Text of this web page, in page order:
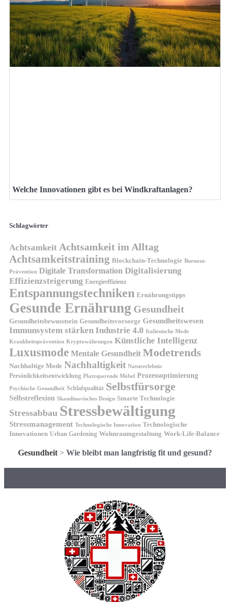
Welche Innovationen gibt es bei Windkraftanlagen?
Schlagwörter
Achtsamkeit Achtsamkeit im Alltag
Achtsamkeitstraining Blockchain-Technologie Burnout-
Prävention Digitale Transformation Digitalisierung
Effizienzsteigerung Energieeffizienz
Entspannungstechniken Ernährungstipps
Gesunde Ernährung Gesundheit
Gesundheitsbewusstsein Gesundheitsvorsorge Gesundheitswesen
Immunsystem stärken Industrie 4.0 Italienische Mode
Krankheitsprävention Kryptowährungen Künstliche Intelligenz
Luxusmode Mentale Gesundheit Modetrends
Nachhaltige Mode Nachhaltigkeit Naturerlebnis
Persönlichkeitsentwicklung Platzsparende Möbel Prozessoptimierung
Psychische Gesundheit Schlafqualität Selbstfürsorge
Selbstreflexion Skandinavisches Design Smarte Technologie
Stressabbau Stressbewältigung
Stressmanagement Technologische Innovation Technologische
Innovationen Urban Gardening Wohnraumgestaltung Work-Life-Balance
Gesundheit > Wie bleibt man langfristig fit und gesund?